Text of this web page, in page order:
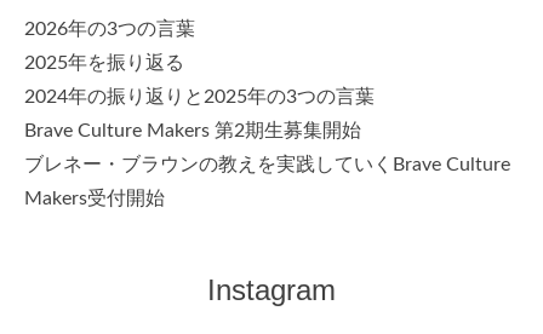
2026年の3つの言葉
2025年を振り返る
2024年の振り返りと2025年の3つの言葉
Brave Culture Makers 第2期生募集開始
ブレネー・ブラウンの教えを実践していくBrave Culture
Makers受付開始
Instagram